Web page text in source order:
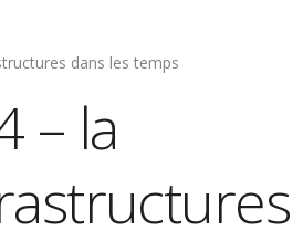
dans les temps
– la